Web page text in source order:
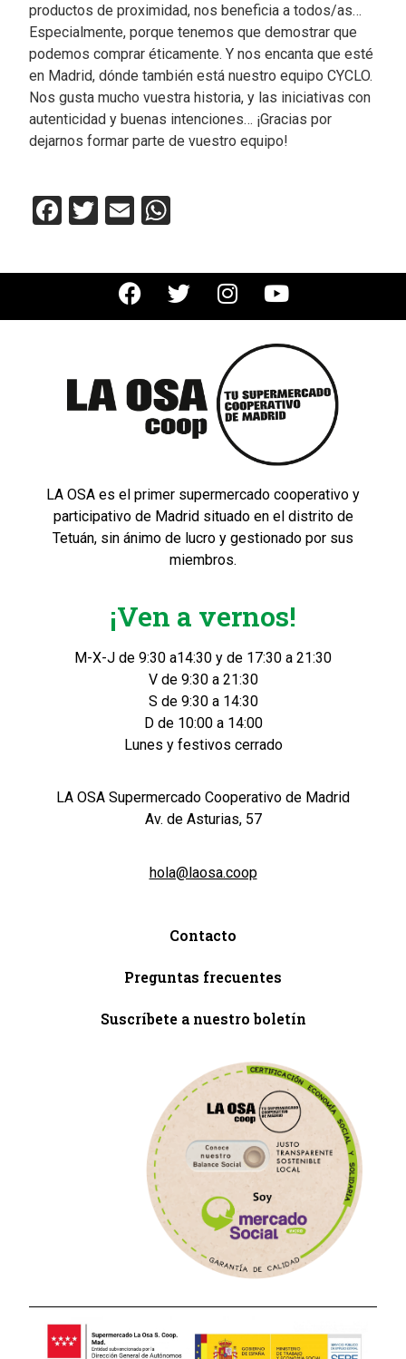
productos de proximidad, nos beneficia a todos/as…
Especialmente, porque tenemos que demostrar que
podemos comprar éticamente. Y nos encanta que esté
en Madrid, dónde también está nuestro equipo CYCLO.
Nos gusta mucho vuestra historia, y las iniciativas con
autenticidad y buenas intenciones… ¡Gracias por
dejarnos formar parte de vuestro equipo!
Facebook
Twitter
Email
LA OSA es el primer supermercado cooperativo y
participativo de Madrid situado en el distrito de
Tetuán, sin ánimo de lucro y gestionado por sus
miembros.
¡Ven a vernos!
M-X-J de 9:30 a14:30 y de 17:30 a 21:30
V de 9:30 a 21:30
S de 9:30 a 14:30
D de 10:00 a 14:00
Lunes y festivos cerrado
LA OSA Supermercado Cooperativo de Madrid
Av. de Asturias, 57
hola@laosa.coop
Contacto
Preguntas frecuentes
Suscríbete a nuestro boletín